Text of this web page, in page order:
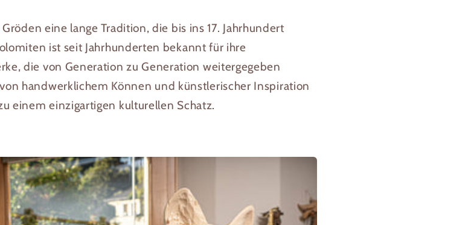
eine lange Tradition, die bis ins 17. Jahrhundert
ist seit Jahrhunderten bekannt für ihre
die von Generation zu Generation weitergegeben
handwerklichem Können und künstlerischer Inspiration
einem einzigartigen kulturellen Schatz.